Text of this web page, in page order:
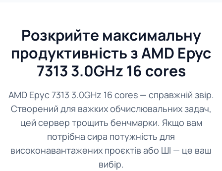
Розкрийте максимальну
продуктивність з AMD Epyc
7313 3.0GHz 16 cores
AMD Epyc 7313 3.0GHz 16 cores — справжній звір.
Створений для важких обчислювальних задач,
цей сервер трощить бенчмарки. Якщо вам
потрібна сира потужність для
високонавантажених проєктів або ШІ — це ваш
вибір.